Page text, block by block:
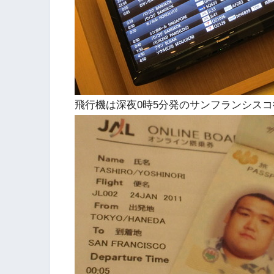
飛行機は深夜0時5分発のサンフランシス